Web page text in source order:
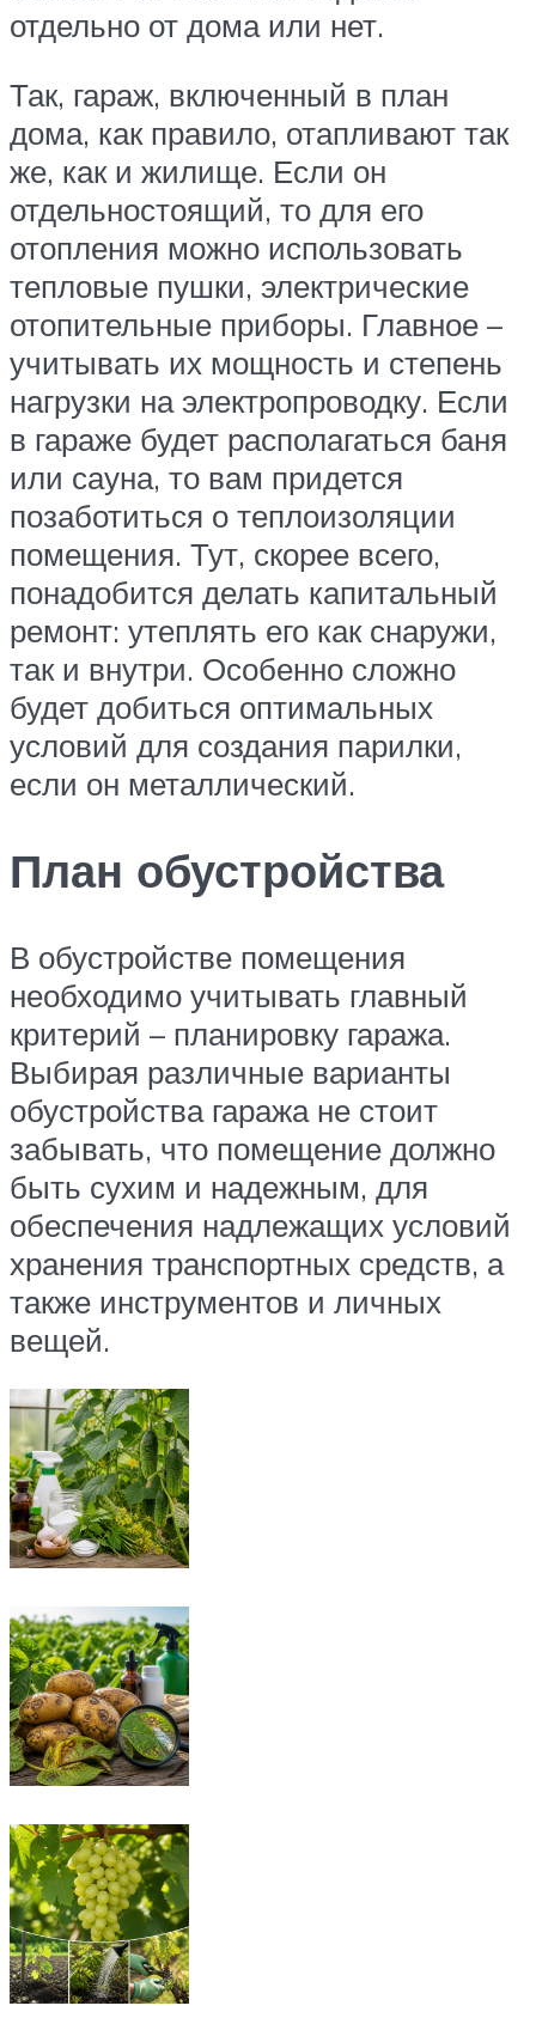
отдельно от дома или нет.
Так, гараж, включенный в план
дома, как правило, отапливают так
же, как и жилище. Если он
отдельностоящий, то для его
отопления можно использовать
тепловые пушки, электрические
отопительные приборы. Главное –
учитывать их мощность и степень
нагрузки на электропроводку. Если
в гараже будет располагаться баня
или сауна, то вам придется
позаботиться о теплоизоляции
помещения. Тут, скорее всего,
понадобится делать капитальный
ремонт: утеплять его как снаружи,
так и внутри. Особенно сложно
будет добиться оптимальных
условий для создания парилки,
если он металлический.
План обустройства
В обустройстве помещения
необходимо учитывать главный
критерий – планировку гаража.
Выбирая различные варианты
обустройства гаража не стоит
забывать, что помещение должно
быть сухим и надежным, для
обеспечения надлежащих условий
хранения транспортных средств, а
также инструментов и личных
вещей.